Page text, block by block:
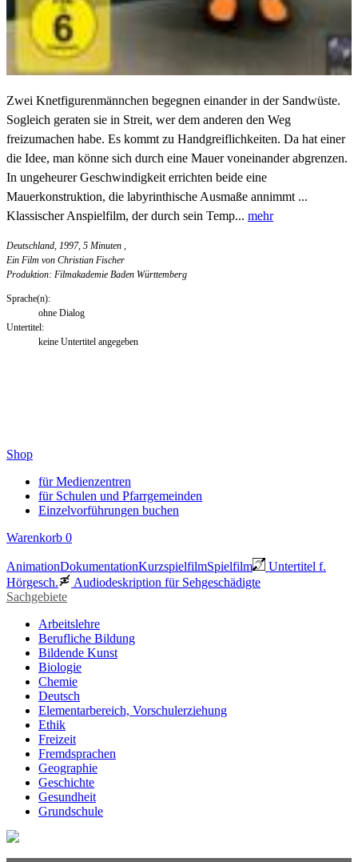
Zwei Knetfigurenmännchen begegnen einander in der Sandwüste.
Sogleich geraten sie in Streit, wer dem anderen den Weg
freizumachen habe. Es kommt zu Handgreiflichkeiten. Da hat einer
die Idee, man könne sich durch eine Mauer voneinander abgrenzen.
In ungeheurer Geschwindigkeit errichten beide eine
Mauerkonstruktion, die labyrinthische Ausmaße annimmt ...
Klassischer Anspielfilm, der durch sein Temp... mehr
Deutschland, 1997, 5 Minuten ,
Ein Film von Christian Fischer
Produktion: Filmakademie Baden Württemberg
Sprache(n):
ohne Dialog
Untertitel:
keine Untertitel angegeben
Shop
für Medienzentren
für Schulen und Pfarrgemeinden
Einzelvorführungen buchen
Warenkorb 0
AnimationDokumentationKurzspielfilmSpielfilm
Untertitel f.
Hörgesch.
Audiodeskription für Sehgeschädigte
Sachgebiete
Arbeitslehre
Berufliche Bildung
Bildende Kunst
Biologie
Chemie
Deutsch
Elementarbereich, Vorschulerziehung
Ethik
Freizeit
Fremdsprachen
Geographie
Geschichte
Gesundheit
Grundschule
Interkulturelle Bildung